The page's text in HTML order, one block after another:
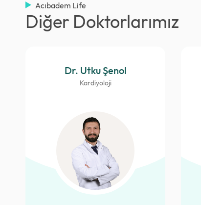
Acıbadem Life
Diğer Doktorlarımız
Dr. Utku Şenol
Kardiyoloji